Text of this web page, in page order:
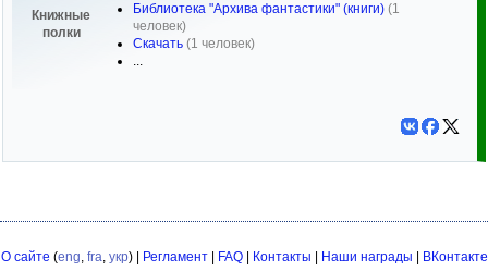
Книжные
полки
Библиотека "Архива фантастики" (книги) (1
человек)
Скачать (1 человек)
...
О сайте (eng, fra, укр) | Регламент| FAQ| Контакты Наши награды ВКонтакте